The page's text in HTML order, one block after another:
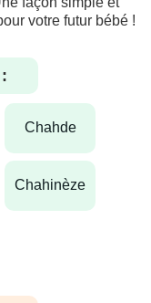
votre futur bébé !
chahde
chahinèze